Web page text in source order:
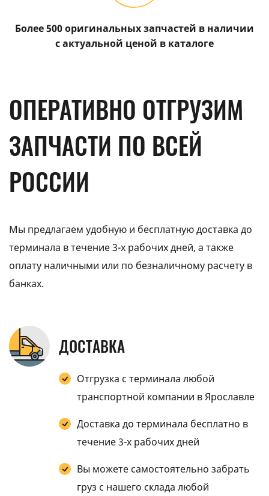
Более 500 оригинальных запчастей в наличии
с актуальной ценой в каталоге
ОПЕРАТИВНО ОТГРУЗИМ
ЗАПЧАСТИ ПО ВСЕЙ
РОССИИ
Мы предлагаем удобную и бесплатную доставка до
терминала в течение 3-х рабочих дней, а также
оплату наличными или по безналичному расчету в
банках.
ДОСТАВКА
Отгрузка с терминала любой
транспортной компании в Ярославле
Доставка до терминала бесплатно в
течение 3-х рабочих дней
Вы можете самостоятельно забрать
груз с нашего склада любой